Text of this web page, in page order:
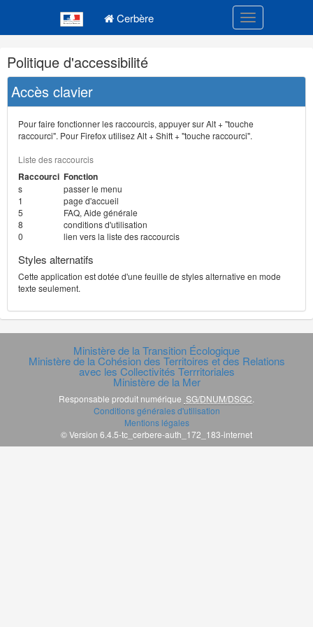
Cerbère Toggle
Navigation
et
outils
annexes
Politique d'accessibilité
Accès clavier
Pour faire fonctionner les raccourcis, appuyer sur Alt + "touche
raccourci". Pour Firefox utilisez Alt + Shift + "touche raccourci".
Liste des raccourcis
Raccourci Fonction
s
passer le menu
1
page d'accueil
5
FAQ, Aide générale
8
conditions d'utilisation
0
lien vers la liste des raccourcis
Styles alternatifs
Cette application est dotée d'une feuille de styles alternative en mode
texte seulement.
Ministère de la Transition Écologique
Ministère de la Cohésion des Territoires et des Relations
avec les Collectivités Terrritoriales
Ministère de la Mer
Responsable produit numérique SG/DNUM/DSGC
Conditions générales d'utilisation
Mentions légales
© Version 6.4.5-tc_cerbere-auth_172_183-internet